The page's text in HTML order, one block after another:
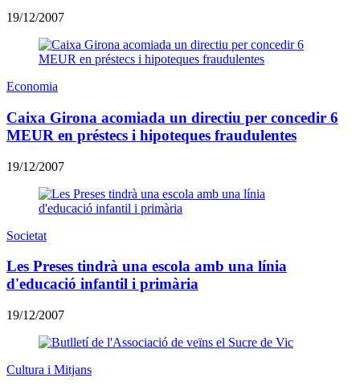
19/12/2007
Economia
Caixa Girona acomiada un directiu per concedir 6
MEUR en préstecs i hipoteques fraudulentes
19/12/2007
Societat
Les Preses tindrà una escola amb una línia
d'educació infantil i primària
19/12/2007
Cultura i Mitjans